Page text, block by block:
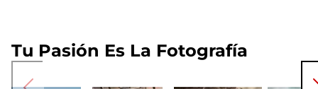
Tu Pasión Es La Fotografía